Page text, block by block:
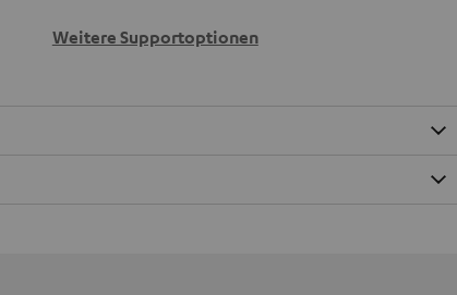
Weitere Supportoptionen